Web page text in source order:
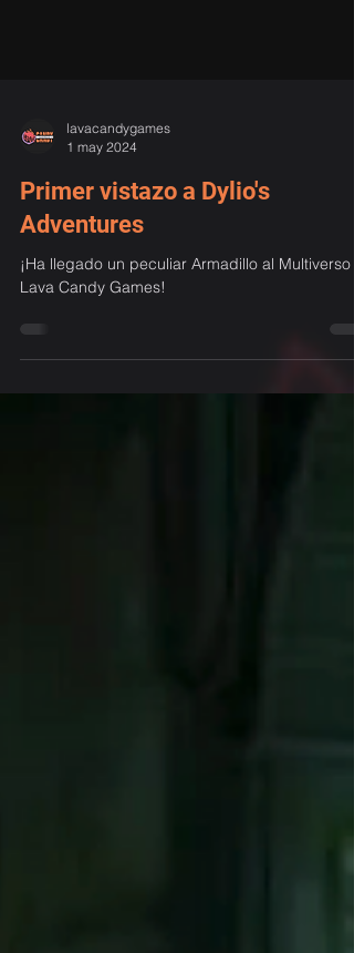
lavacandygames
1 may 2024
Primer vistazo a Dylio's
Adventures
Lava Candy Games!